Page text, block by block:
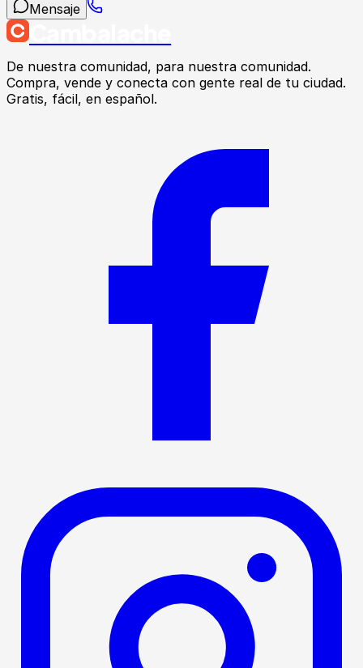
Mensaje
De nuestra comunidad, para nuestra comunidad.
Compra, vende y conecta con gente real de tu ciudad.
Gratis, fácil, en español.